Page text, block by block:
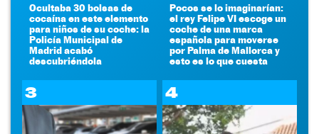
Ocultaba 30 bolsas de
cocaína en este elemento
para niños de su coche: la
Policía Municipal de
Madrid acabó
descubriéndola
Pocos se lo imaginarían:
el rey Felipe VI escoge un
coche de una marca
española para moverse
por Palma de Mallorca y
esto es lo que cuesta
3 4